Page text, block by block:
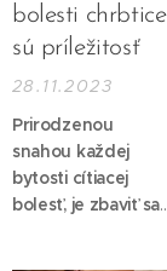
bolesti chrbtice
sú príležitosť
28.11.2023
Prirodzenou
snahou každej
bytosti cítiacej
bolesť, je zbaviť sa